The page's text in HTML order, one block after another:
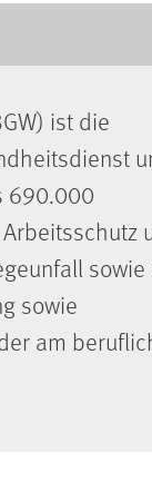
ist die
690.000
sowie
sowie
am